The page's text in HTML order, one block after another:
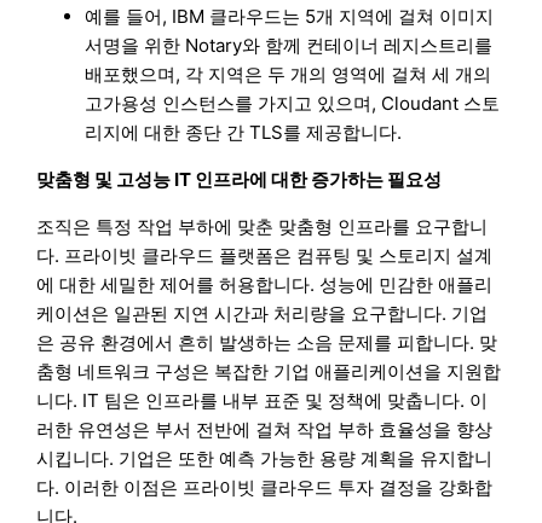
예를 들어, IBM 클라우드는 5개 지역에 걸쳐 이미지
서명을 위한 Notary와 함께 컨테이너 레지스트리를
배포했으며, 각 지역은 두 개의 영역에 걸쳐 세 개의
고가용성 인스턴스를 가지고 있으며, Cloudant 스토
리지에 대한 종단 간 TLS를 제공합니다.
맞춤형 및 고성능 IT 인프라에 대한 증가하는 필요성
조직은 특정 작업 부하에 맞춘 맞춤형 인프라를 요구합니
다. 프라이빗 클라우드 플랫폼은 컴퓨팅 및 스토리지 설계
에 대한 세밀한 제어를 허용합니다. 성능에 민감한 애플리
케이션은 일관된 지연 시간과 처리량을 요구합니다. 기업
은 공유 환경에서 흔히 발생하는 소음 문제를 피합니다. 맞
춤형 네트워크 구성은 복잡한 기업 애플리케이션을 지원합
니다. IT 팀은 인프라를 내부 표준 및 정책에 맞춥니다. 이
러한 유연성은 부서 전반에 걸쳐 작업 부하 효율성을 향상
시킵니다. 기업은 또한 예측 가능한 용량 계획을 유지합니
다. 이러한 이점은 프라이빗 클라우드 투자 결정을 강화합
니다.